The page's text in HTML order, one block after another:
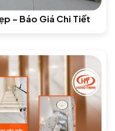
– Báo Giá Chi Tiết